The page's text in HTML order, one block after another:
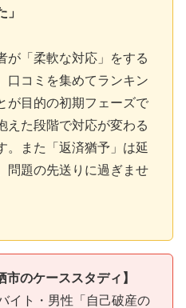
が「柔軟な対応」をする
口コミを集めてランキン
が目的の初期フェーズで
えた段階で対応が変わる
。また「返済猶予」は延
問題の先送りに過ぎませ
のケーススタディ】
イト・男性「自己破産の